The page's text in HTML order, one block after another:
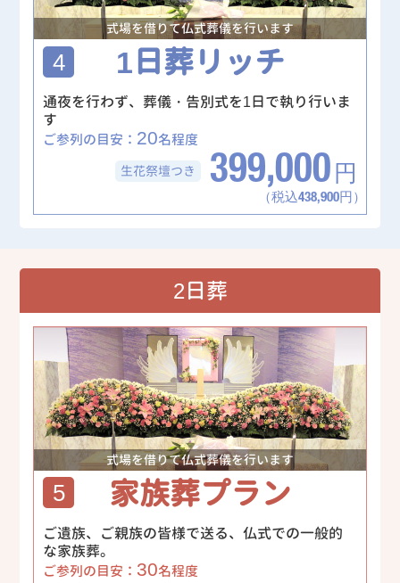
式場を借りて仏式葬儀を行います
4 1日葬リッチ
通夜を行わず、葬儀・告別式を1日で執り行いま
す
ご参列の目安： 20名程度
生花祭壇つき 399,000 円
（税込438,900円）
2日葬
式場を借りて仏式葬儀を行います
5 家族葬プラン
ご遺族、ご親族の皆様で送る、仏式での一般的
な家族葬。
ご参列の目安： 30名程度